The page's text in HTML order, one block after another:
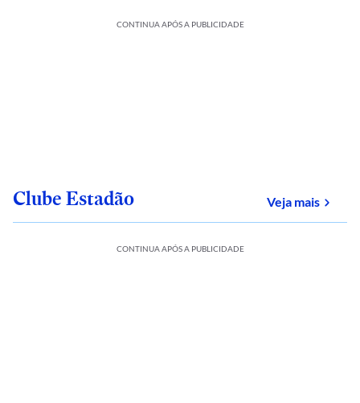
CONTINUA APÓS A PUBLICIDADE
Clube Estadão Veja maissobre
CONTINUA APÓS A PUBLICIDADE